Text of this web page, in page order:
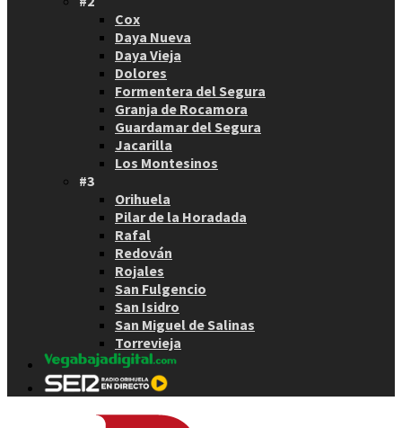
Cox
Daya Nueva
Daya Vieja
Dolores
Formentera del Segura
Granja de Rocamora
Guardamar del Segura
Jacarilla
Los Montesinos
#3
Orihuela
Pilar de la Horadada
Rafal
Redován
Rojales
San Fulgencio
San Isidro
San Miguel de Salinas
Torrevieja